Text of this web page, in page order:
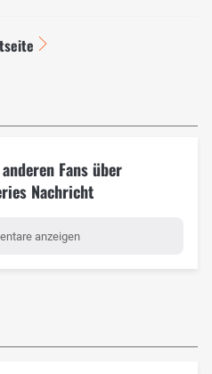
Fans über
Nachricht
anzeigen